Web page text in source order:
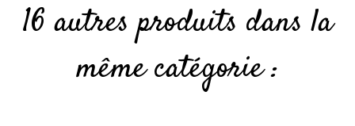
16 autres produits dans la
même catégorie :